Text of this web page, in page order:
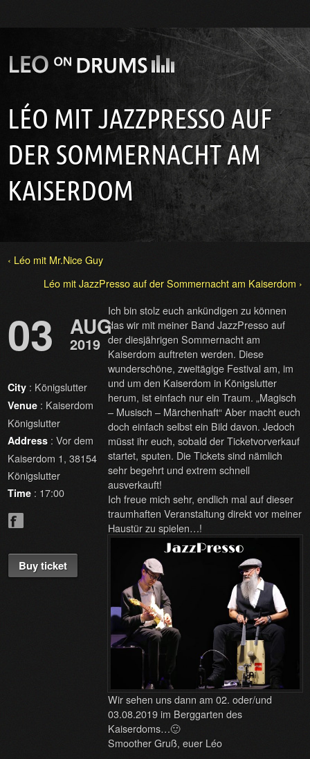
LÉO MIT JAZZPRESSO AUF
DER SOMMERNACHT AM
KAISERDOM
‹ Léo mit Mr.Nice Guy
Léo mit JazzPresso auf der Sommernacht am Kaiserdom ›
03 AUG
2019
City : Königslutter
Venue : Kaiserdom
Königslutter
Address : Vor dem
Kaiserdom 1, 38154
Königslutter
Time : 17:00
Buy ticket
Ich bin stolz euch ankündigen zu können
das wir mit meiner Band JazzPresso auf
der diesjährigen Sommernacht am
Kaiserdom auftreten werden. Diese
wunderschöne, zweitägige Festival am, im
und um den Kaiserdom in Königslutter
herum, ist einfach nur ein Traum. „Magisch
– Musisch – Märchenhaft“ Aber macht euch
doch einfach selbst ein Bild davon. Jedoch
müsst ihr euch, sobald der Ticketvorverkauf
startet, sputen. Die Tickets sind nämlich
sehr begehrt und extrem schnell
ausverkauft!
Ich freue mich sehr, endlich mal auf dieser
traumhaften Veranstaltung direkt vor meiner
Haustür zu spielen…!
Wir sehen uns dann am 02. oder/und
03.08.2019 im Berggarten des
Kaiserdoms…🙂
Smoother Gruß, euer Léo